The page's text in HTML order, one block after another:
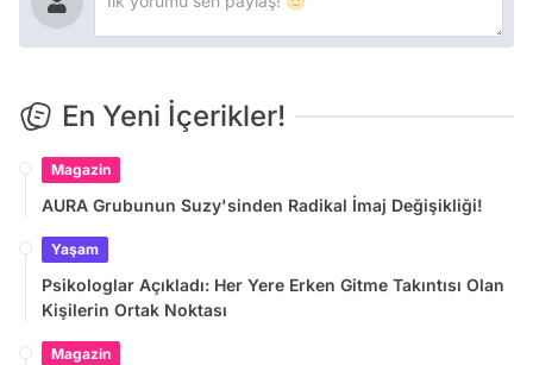
En Yeni İçerikler!
Magazin
AURA Grubunun Suzy'sinden Radikal İmaj Değişikliği!
Yaşam
Psikologlar Açıkladı: Her Yere Erken Gitme Takıntısı Olan
Kişilerin Ortak Noktası
Magazin